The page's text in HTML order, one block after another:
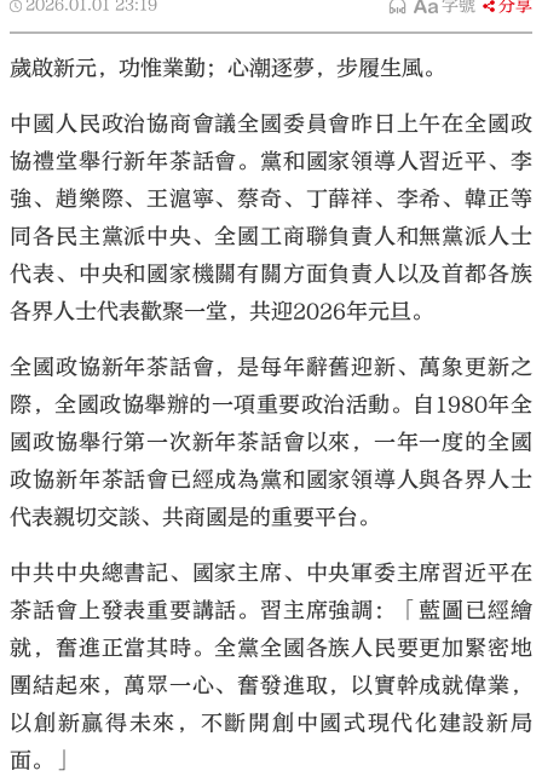
大公文匯
2026.01.01 23:19 字號 分享
歲啟新元，功惟業勤；心潮逐夢，步履生風。
中國人民政治協商會議全國委員會昨日上午在全國政
協禮堂舉行新年茶話會。黨和國家領導人習近平、李
強、趙樂際、王滬寧、蔡奇、丁薛祥、李希、韓正等
同各民主黨派中央、全國工商聯負責人和無黨派人士
代表、中央和國家機關有關方面負責人以及首都各族
各界人士代表歡聚一堂，共迎2026年元旦。
全國政協新年茶話會，是每年辭舊迎新、萬象更新之
際，全國政協舉辦的一項重要政治活動。自1980年全
國政協舉行第一次新年茶話會以來，一年一度的全國
政協新年茶話會已經成為黨和國家領導人與各界人士
代表親切交談、共商國是的重要平台。
中共中央總書記、國家主席、中央軍委主席習近平在
茶話會上發表重要講話。習主席強調：「藍圖已經繪
就，奮進正當其時。全黨全國各族人民要更加緊密地
團結起來，萬眾一心、奮發進取，以實幹成就偉業，
以創新贏得未來，不斷開創中國式現代化建設新局
面。」